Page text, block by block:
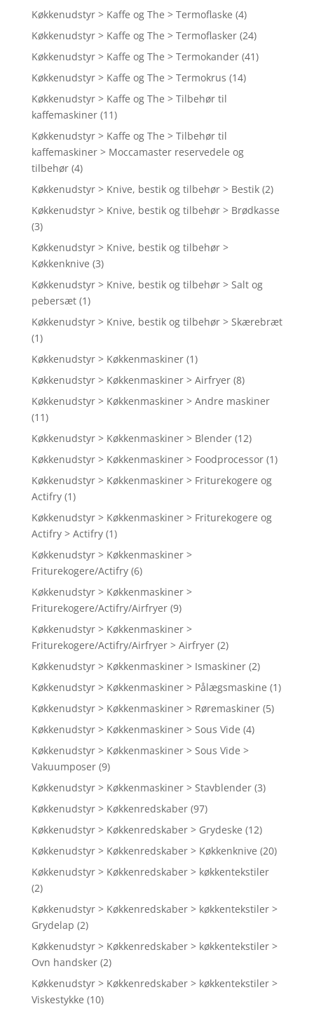
Køkkenudstyr > Kaffe og The > Termoflaske (4)
Køkkenudstyr > Kaffe og The > Termoflasker (24)
Køkkenudstyr > Kaffe og The > Termokander (41)
Køkkenudstyr > Kaffe og The > Termokrus (14)
Køkkenudstyr > Kaffe og The > Tilbehør til
kaffemaskiner (11)
Køkkenudstyr > Kaffe og The > Tilbehør til
kaffemaskiner > Moccamaster reservedele og
tilbehør (4)
Køkkenudstyr > Knive, bestik og tilbehør > Bestik (2)
Køkkenudstyr > Knive, bestik og tilbehør > Brødkasse
(3)
Køkkenudstyr > Knive, bestik og tilbehør >
Køkkenknive (3)
Køkkenudstyr > Knive, bestik og tilbehør > Salt og
pebersæt (1)
Køkkenudstyr > Knive, bestik og tilbehør > Skærebræt
(1)
Køkkenudstyr > Køkkenmaskiner (1)
Køkkenudstyr > Køkkenmaskiner > Airfryer (8)
Køkkenudstyr > Køkkenmaskiner > Andre maskiner
(11)
Køkkenudstyr > Køkkenmaskiner > Blender (12)
Køkkenudstyr > Køkkenmaskiner > Foodprocessor (1)
Køkkenudstyr > Køkkenmaskiner > Friturekogere og
Actifry (1)
Køkkenudstyr > Køkkenmaskiner > Friturekogere og
Actifry > Actifry (1)
Køkkenudstyr > Køkkenmaskiner >
Friturekogere/Actifry (6)
Køkkenudstyr > Køkkenmaskiner >
Friturekogere/Actifry/Airfryer (9)
Køkkenudstyr > Køkkenmaskiner >
Friturekogere/Actifry/Airfryer > Airfryer (2)
Køkkenudstyr > Køkkenmaskiner > Ismaskiner (2)
Køkkenudstyr > Køkkenmaskiner > Pålægsmaskine (1)
Køkkenudstyr > Køkkenmaskiner > Røremaskiner (5)
Køkkenudstyr > Køkkenmaskiner > Sous Vide (4)
Køkkenudstyr > Køkkenmaskiner > Sous Vide >
Vakuumposer (9)
Køkkenudstyr > Køkkenmaskiner > Stavblender (3)
Køkkenudstyr > Køkkenredskaber (97)
Køkkenudstyr > Køkkenredskaber > Grydeske (12)
Køkkenudstyr > Køkkenredskaber > Køkkenknive (20)
Køkkenudstyr > Køkkenredskaber > køkkentekstiler
(2)
Køkkenudstyr > Køkkenredskaber > køkkentekstiler >
Grydelap (2)
Køkkenudstyr > Køkkenredskaber > køkkentekstiler >
Ovn handsker (2)
Køkkenudstyr > Køkkenredskaber > køkkentekstiler >
Viskestykke (10)